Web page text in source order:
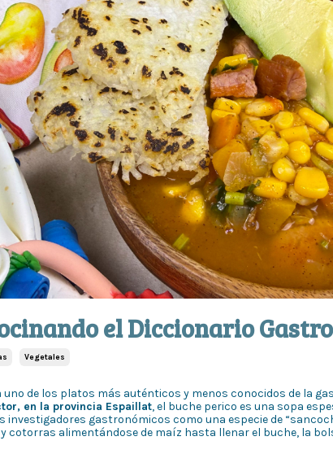
el Diccionario
Vegetales
uno de los platos más auténticos y menos conocidos de la
en la provincia Espaillat, el buche perico es una sopa
gastronómicos como una especie de
cotorras alimentándose de maíz hasta llenar el buche, la